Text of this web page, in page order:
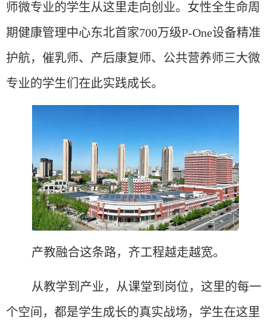
师微专业的学生从这里走向创业。女性全生命周
期健康管理中心东北首家700万级P-One设备精准
护航，催乳师、产后康复师、公共营养师三大微
专业的学生们在此实践成长。
产教融合这条路，齐工程越走越宽。
从教学到产业，从课堂到岗位，这里的每一
个空间，都是学生成长的真实战场， 学生在这里